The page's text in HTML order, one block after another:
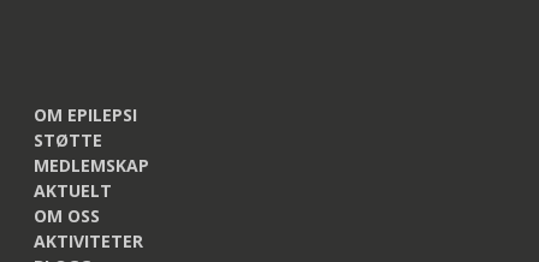
OM EPILEPSI
STØTTE
MEDLEMSKAP
AKTUELT
OM OSS
AKTIVITETER